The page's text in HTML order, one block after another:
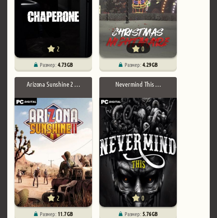
2
Размер:4.73 GB
0
Размер:4.29 GB
Arizona Sunshine 2 …
2
Размер: 11.7 GB
Nevermind This …
0
Размер:5.76 GB